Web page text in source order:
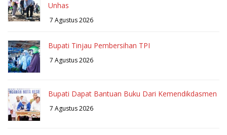
Unhas
7 Agustus 2026
Bupati Tinjau Pembersihan TPI
7 Agustus 2026
Bupati Dapat Bantuan Buku Dari Kemendikdasmen
7 Agustus 2026